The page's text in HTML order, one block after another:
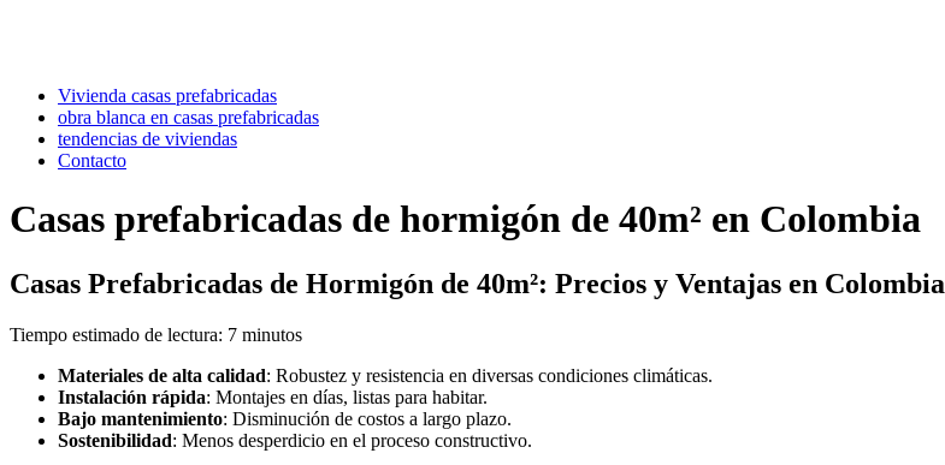
Vivienda casas prefabricadas
obra blanca en casas prefabricadas
tendencias de viviendas
Contacto
Casas prefabricadas de hormigón de 40m² en Colombia
Casas Prefabricadas de Hormigón de 40m²: Precios y Ventajas en Colombia
Tiempo estimado de lectura: 7 minutos
Materiales de alta calidad: Robustez y resistencia en diversas condiciones climáticas.
Instalación rápida: Montajes en días, listas para habitar.
Bajo mantenimiento: Disminución de costos a largo plazo.
Sostenibilidad: Menos desperdicio en el proceso constructivo.